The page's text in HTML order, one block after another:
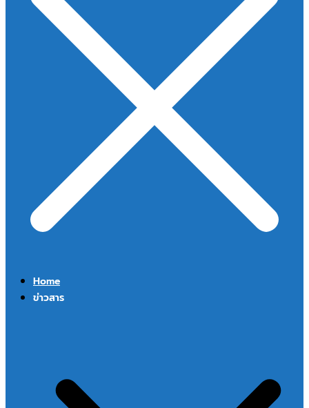
Home
ข่าวสาร